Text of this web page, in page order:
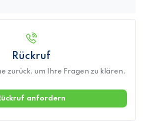
Rückruf
zurück, um Ihre Fragen zu klären.
anfordern